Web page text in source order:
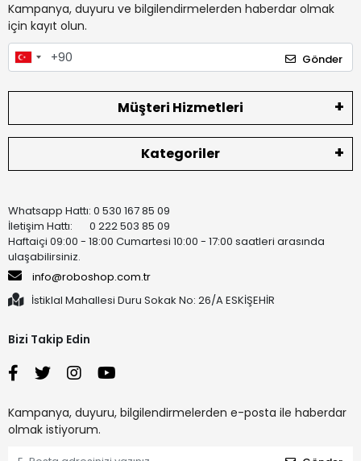
Kampanya, duyuru ve bilgilendirmelerden haberdar olmak
için kayıt olun.
Gönder
Müşteri Hizmetleri
Kategoriler
Whatsapp Hattı: 0 530 167 85 09
İletişim Hattı: 0 222 503 85 09
Haftaiçi 09:00 - 18:00 Cumartesi 10:00 - 17:00 saatleri arasında
ulaşabilirsiniz.
info@roboshop.com.tr
İstiklal Mahallesi Duru Sokak No: 26/A ESKİŞEHİR
Bizi Takip Edin
Kampanya, duyuru, bilgilendirmelerden e-posta ile haberdar
olmak istiyorum.